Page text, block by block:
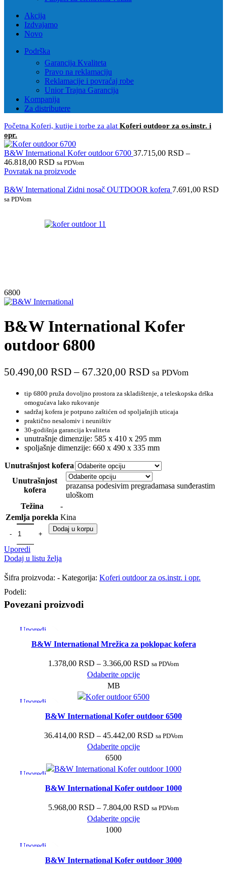
Akcija
Izdvajamo
Novo
Podrška
Garancija Kvaliteta
Pravo na reklamaciju
Reklamacije i povraćaj robe
Unior Trajna Garancija
Kompanija
Za distributere
Početna Koferi, kutije i torbe za alat Koferi outdoor za os.instr. i
opr.
B&W International Kofer outdoor 6700 37.715,00 RSD –
46.818,00 RSD sa PDVom
Povratak na proizvode
B&W International Zidni nosač OUTDOOR kofera 7.691,00 RSD
sa PDVom
6800
B&W International Kofer
outdoor 6800
50.490,00 RSD– 67.320,00 RSD sa PDVom
tip 6800 pruža dovoljno prostora za skladištenje, a teleskopska drška
omogućava lako rukovanje
sadržaj kofera je potpuno zaštićen od spoljašnjih uticaja
praktično nesalomiv i neuništiv
30-godišnja garancija kvaliteta
unutrašnje dimenzije: 585 x 410 x 295 mm
spoljašnje dimenzije: 660 x 490 x 335 mm
Unutrašnjost kofera
Unutrašnjost
kofera
prazansa podesivim pregradamasa sunđerastim
uloškom
Težina
-
Zemlja porekla Kina
Dodaj u korpu
Uporedi
Dodaj u listu želja
Šifra proizvoda: - Kategorija: Koferi outdoor za os.instr. i opr.
Podeli:
Povezani proizvodi
Uporedi
Brzi pregled
B&W International Mrežica za poklopac kofera
1.378,00 RSD – 3.366,00 RSD sa PDVom
Odaberite opcije
MB
Uporedi
Brzi pregledB&W International Kofer outdoor 6500
36.414,00 RSD – 45.442,00 RSD sa PDVom
Odaberite opcije
6500
Uporedi
Brzi pregledB&W International Kofer outdoor 1000
5.968,00 RSD – 7.804,00 RSD sa PDVom
Odaberite opcije
1000
Uporedi
Brzi pregledB&W International Kofer outdoor 3000